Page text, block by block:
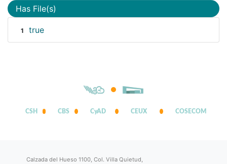
Has File(s)
1 true
CSH CBS CyAD CEUX COSECOM
Calzada del Hueso 1100, Col. Villa Quietud,